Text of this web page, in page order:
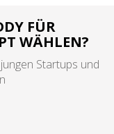
FÜR
WÄHLEN?
Startups und